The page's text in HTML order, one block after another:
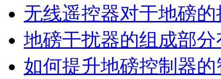
无线遥控器对于地磅
地磅干扰器的组成部
如何提升地磅控制器